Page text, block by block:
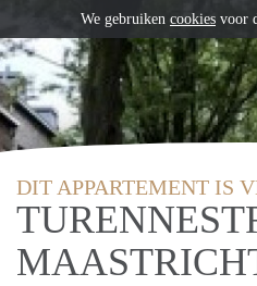
DIT APPARTEMENT IS
We gebruiken cookies voor